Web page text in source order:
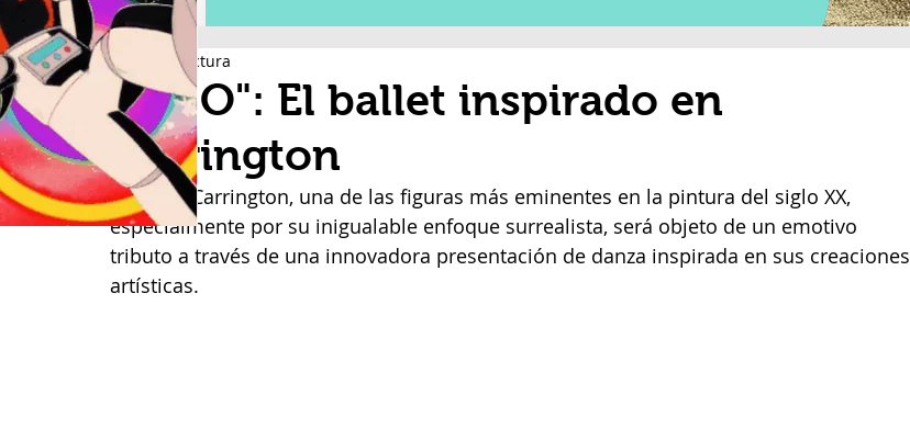
"L.E.O": El ballet inspirado en
Carrington
2 min de lectura
Leonora Carrington, una de las figuras más eminentes en la pintura del siglo XX,
especialmente por su inigualable enfoque surrealista, será objeto de un emotivo
tributo a través de una innovadora presentación de danza inspirada en sus creaciones
artísticas.